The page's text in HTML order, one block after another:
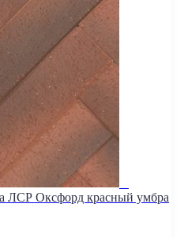
ЛСР Оксфорд красный умбра